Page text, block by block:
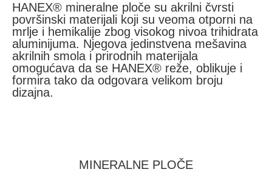
HANEX® mineralne ploče su akrilni čvrsti
površinski materijali koji su veoma otporni na
mrlje i hemikalije zbog visokog nivoa trihidrata
aluminijuma. Njegova jedinstvena mešavina
akrilnih smola i prirodnih materijala
omogućava da se HANEX® reže, oblikuje i
formira tako da odgovara velikom broju
dizajna.
MINERALNE PLOČE